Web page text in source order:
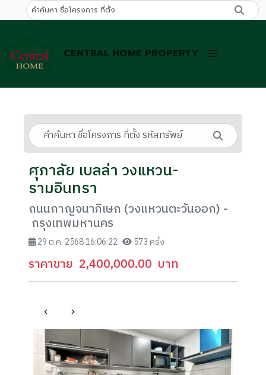
CENTRAL HOME PROPERTY
ศุภาลัย เบลล่า วงแหวน-
รามอินทรา
ถนนกาญจนาภิเษก (วงแหวนตะวันออก) -
กรุงเทพมหานคร
29 ต.ค. 2568 16:06:22 573 ครั้ง
ราคาขาย 2,400,000.00 บาท